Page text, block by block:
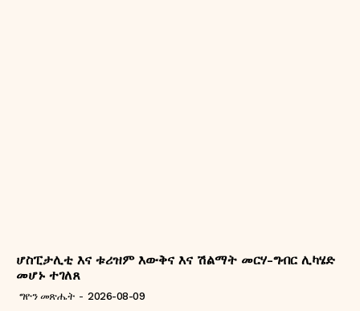
ሆስፒታሊቲ እና ቱሪዝም እውቅና እና ሽልማት መርሃ-ግብር ሊካሄድ
መሆኑ ተገለጸ
ግዮን መጽሔት - 2026-08-09